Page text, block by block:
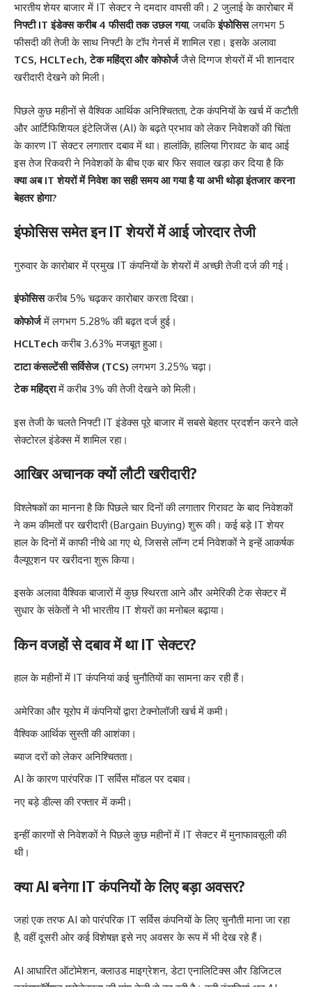
भारतीय शेयर बाजार में IT सेक्टर ने दमदार वापसी की। 2 जुलाई के कारोबार में
निफ्टी IT इंडेक्स करीब 4 फीसदी तक उछल गया, जबकिइंफोसिसलगभग 5
फीसदी की तेजी के साथ निफ्टी के टॉप गेनर्स में शामिल रहा। इसके अलावा
TCS, HCLTech, टेक महिंद्रा और कोफोर्जजैसे दिग्गज शेयरों में भी शानदार
खरीदारी देखने को मिली।
पिछले कुछ महीनों से वैश्विक आर्थिक अनिश्चितता, टेक कंपनियों के खर्च में कटौती
और आर्टिफिशियल इंटेलिजेंस (AI) के बढ़ते प्रभाव को लेकर निवेशकों की चिंता
के कारण IT सेक्टर लगातार दबाव में था। हालांकि, हालिया गिरावट के बाद आई
इस तेज रिकवरी ने निवेशकों के बीच एक बार फिर सवाल खड़ा कर दिया है कि
क्या अब IT शेयरों में निवेश का सही समय आ गया है या अभी थोड़ा इंतजार करना
बेहतर होगा?
इंफोसिस समेत इन IT शेयरों में आई जोरदार तेजी
गुरुवार के कारोबार में प्रमुख IT कंपनियों के शेयरों में अच्छी तेजी दर्ज की गई।
इंफोसिसकरीब 5% चढ़कर कारोबार करता दिखा।
कोफोर्जमें लगभग 5.28% की बढ़त दर्ज हुई।
HCLTech करीब 3.63% मजबूत हुआ।
टाटा कंसल्टेंसी सर्विसेज (TCS) लगभग 3.25% चढ़ा।
टेक महिंद्रामें करीब 3% की तेजी देखने को मिली।
इस तेजी के चलते निफ्टी IT इंडेक्स पूरे बाजार में सबसे बेहतर प्रदर्शन करने वाले
सेक्टोरल इंडेक्स में शामिल रहा।
आखिर अचानक क्यों लौटी खरीदारी?
विश्लेषकों का मानना है कि पिछले चार दिनों की लगातार गिरावट के बाद निवेशकों
ने कम कीमतों पर खरीदारी (Bargain Buying) शुरू की। कई बड़े IT शेयर
हाल के दिनों में काफी नीचे आ गए थे, जिससे लॉन्ग टर्म निवेशकों ने इन्हें आकर्षक
वैल्यूएशन पर खरीदना शुरू किया।
इसके अलावा वैश्विक बाजारों में कुछ स्थिरता आने और अमेरिकी टेक सेक्टर में
सुधार के संकेतों ने भी भारतीय IT शेयरों का मनोबल बढ़ाया।
किन वजहों से दबाव में था IT सेक्टर?
हाल के महीनों में IT कंपनियां कई चुनौतियों का सामना कर रही हैं।
अमेरिका और यूरोप में कंपनियों द्वारा टेक्नोलॉजी खर्च में कमी।
वैश्विक आर्थिक सुस्ती की आशंका।
ब्याज दरों को लेकर अनिश्चितता।
AI के कारण पारंपरिक IT सर्विस मॉडल पर दबाव।
नए बड़े डील्स की रफ्तार में कमी।
इन्हीं कारणों से निवेशकों ने पिछले कुछ महीनों में IT सेक्टर में मुनाफावसूली की
थी।
क्या AI बनेगा IT कंपनियों के लिए बड़ा अवसर?
जहां एक तरफ AI को पारंपरिक IT सर्विस कंपनियों के लिए चुनौती माना जा रहा
है, वहीं दूसरी ओर कई विशेषज्ञ इसे नए अवसर के रूप में भी देख रहे हैं।
AI आधारित ऑटोमेशन, क्लाउड माइग्रेशन, डेटा एनालिटिक्स और डिजिटल